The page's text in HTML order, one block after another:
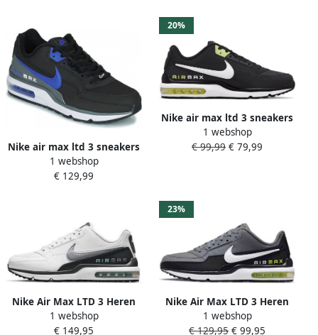
Nike air max ltd 3 sneakers
zwart blauw heren
1 webshop
€ 129,99
20%
Nike air max ltd 3 sneakers
zwart geel heren
1 webshop
€ 99,99 € 79,99
Nike Air Max LTD 3 Heren
Sneakers wit-grijs
1 webshop
€ 149,95
23%
Nike Air Max LTD 3 Heren
Sneakers Zwart-wit-grijs-
blauw
1 webshop
€ 129,95 € 99,95